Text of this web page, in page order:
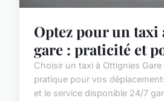
Optez pour un taxi
gare : praticité et
Choisir un taxi à Ottignies
pratique pour vos
et le service disponible 24/7